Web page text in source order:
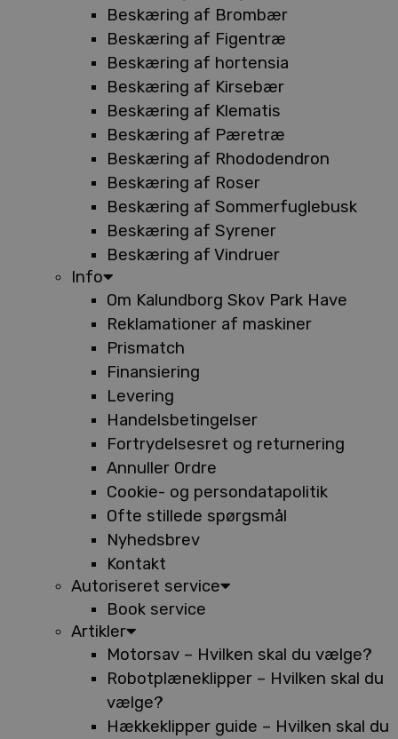
Beskæring af Brombær
Beskæring af Figentræ
Beskæring af hortensia
Beskæring af Kirsebær
Beskæring af Klematis
Beskæring af Pæretræ
Beskæring af Rhododendron
Beskæring af Roser
Beskæring af Sommerfuglebusk
Beskæring af Syrener
Beskæring af Vindruer
Info
Om Kalundborg Skov Park Have
Reklamationer af maskiner
Prismatch
Finansiering
Levering
Handelsbetingelser
Fortrydelsesret og returnering
Annuller Ordre
Cookie- og persondatapolitik
Ofte stillede spørgsmål
Nyhedsbrev
Kontakt
Autoriseret service
Book service
Artikler
Motorsav – Hvilken skal du vælge?
Robotplæneklipper – Hvilken skal du
vælge?
Hækkeklipper guide – Hvilken skal du